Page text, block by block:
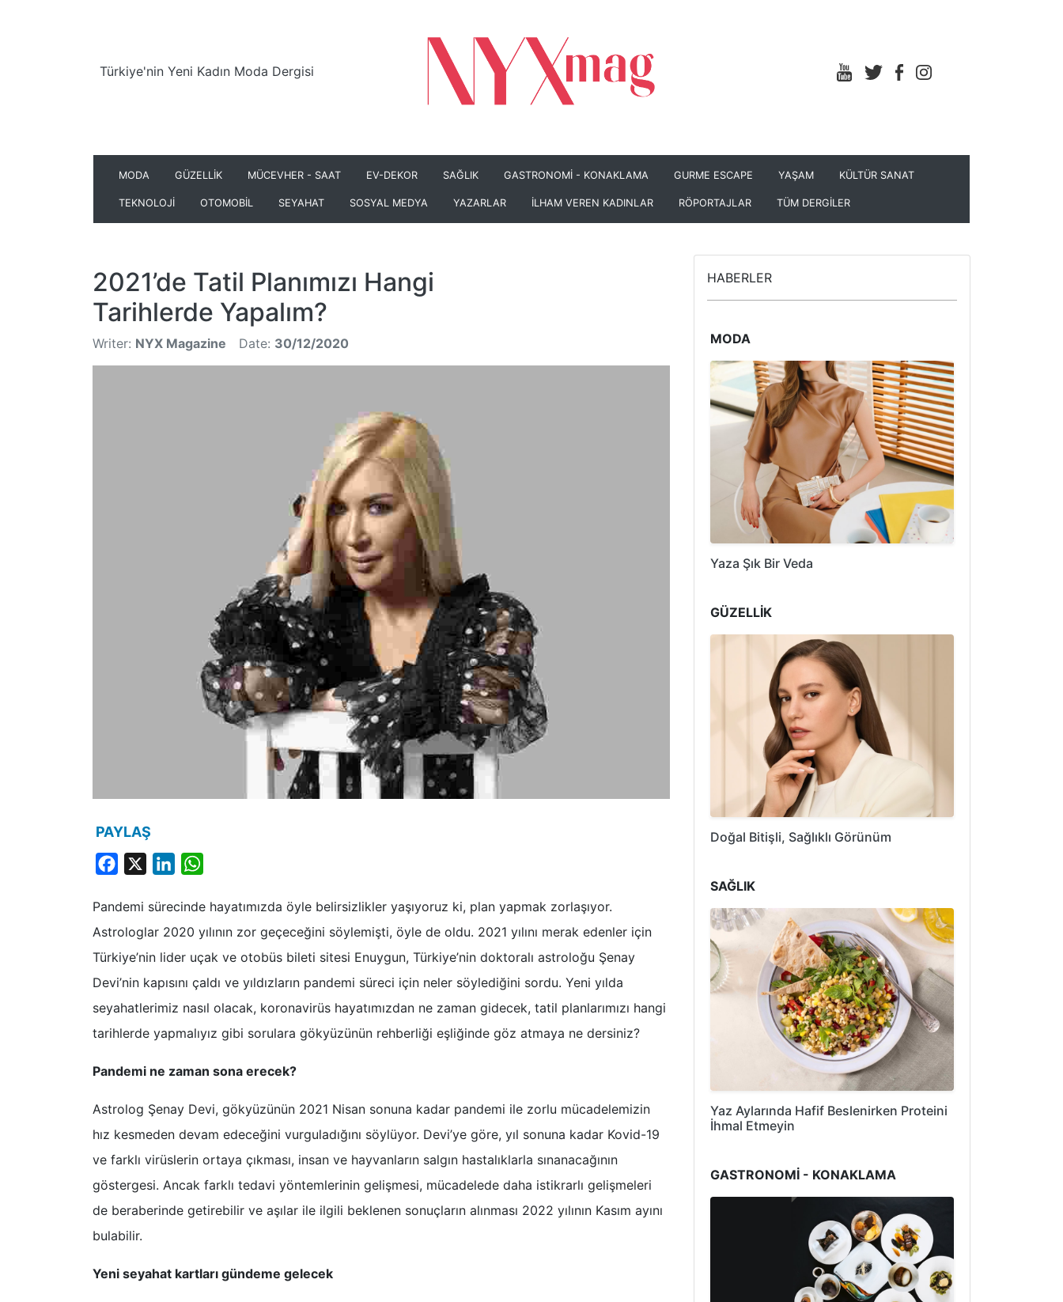
Türkiye'nin Yeni Kadın Moda Dergisi
MODA GÜZELLİK MÜCEVHER - SAAT EV-DEKOR SAĞLIK GASTRONOMİ - KONAKLAMA GURME ESCAPE YAŞAM KÜLTÜR SANAT
TEKNOLOJİ OTOMOBİL SEYAHAT SOSYAL MEDYA YAZARLAR İLHAM VEREN KADINLAR RÖPORTAJLAR TÜM DERGİLER
2021’de Tatil Planımızı Hangi
Tarihlerde Yapalım?
Writer: NYX Magazine Date: 30/12/2020
PAYLAŞ
Facebook LinkedIn
Pandemi sürecinde hayatımızda öyle belirsizlikler yaşıyoruz ki, plan yapmak zorlaşıyor.
Astrologlar 2020 yılının zor geçeceğini söylemişti, öyle de oldu. 2021 yılını merak edenler için
Türkiye’nin lider uçak ve otobüs bileti sitesi Enuygun, Türkiye’nin doktoralı astroloğu Şenay
Devi’nin kapısını çaldı ve yıldızların pandemi süreci için neler söylediğini sordu. Yeni yılda
seyahatlerimiz nasıl olacak, koronavirüs hayatımızdan ne zaman gidecek, tatil planlarımızı hangi
tarihlerde yapmalıyız gibi sorulara gökyüzünün rehberliği eşliğinde göz atmaya ne dersiniz?
Pandemi ne zaman sona erecek?
Astrolog Şenay Devi, gökyüzünün 2021 Nisan sonuna kadar pandemi ile zorlu mücadelemizin
hız kesmeden devam edeceğini vurguladığını söylüyor. Devi’ye göre, yıl sonuna kadar Kovid-19
ve farklı virüslerin ortaya çıkması, insan ve hayvanların salgın hastalıklarla sınanacağının
göstergesi. Ancak farklı tedavi yöntemlerinin gelişmesi, mücadelede daha istikrarlı gelişmeleri
de beraberinde getirebilir ve aşılar ile ilgili beklenen sonuçların alınması 2022 yılının Kasım ayını
bulabilir.
Yeni seyahat kartları gündeme gelecek
HABERLER
MODA
Yaza Şık Bir Veda
GÜZELLİK
Doğal Bitişli, Sağlıklı Görünüm
SAĞLIK
Yaz Aylarında Hafif Beslenirken Proteini
İhmal Etmeyin
GASTRONOMİ - KONAKLAMA